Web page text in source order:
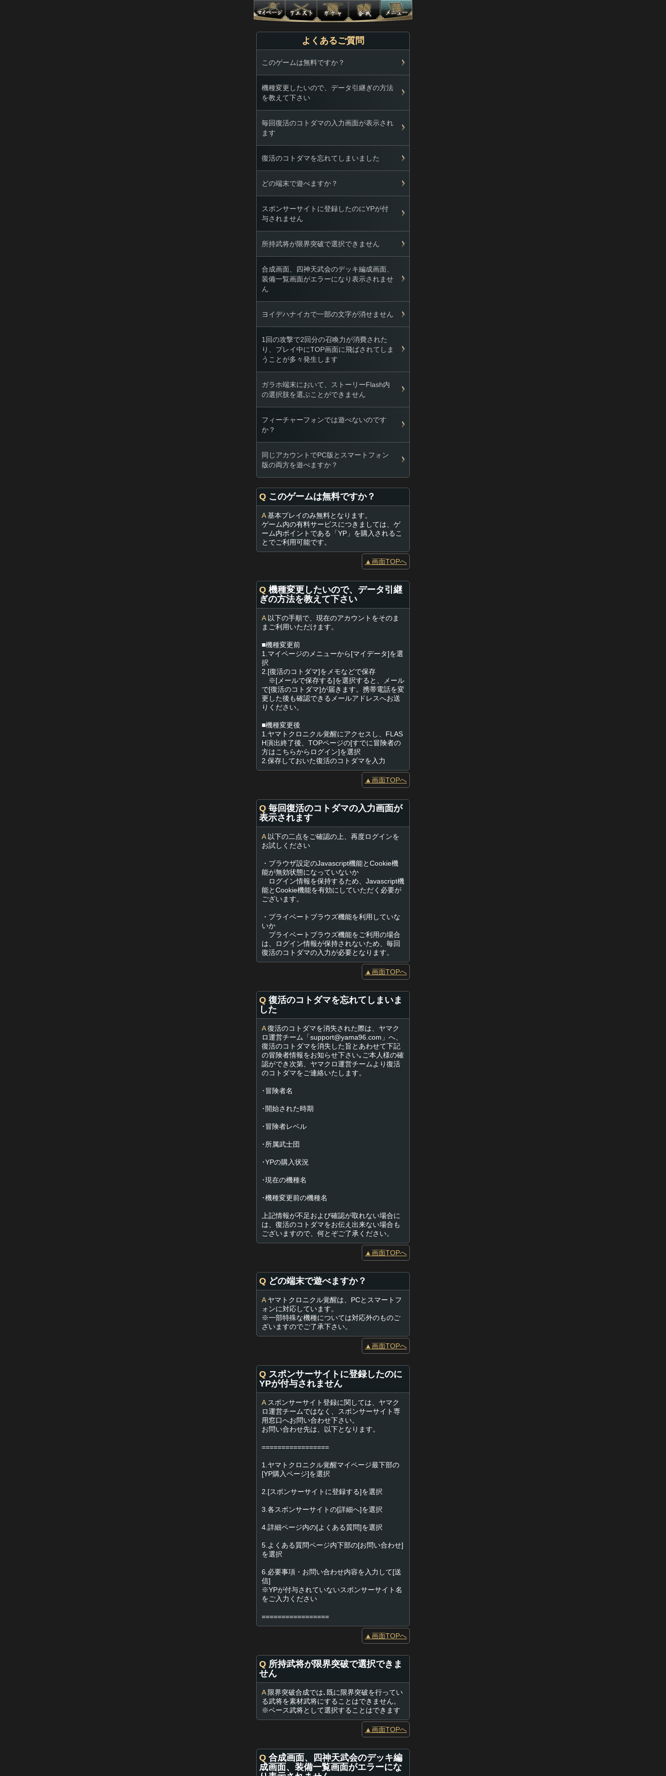
よくあるご質問
このゲームは無料ですか？
機種変更したいので、データ引継ぎの方法
を教えて下さい
毎回復活のコトダマの入力画面が表示され
ます
復活のコトダマを忘れてしまいました
どの端末で遊べますか？
スポンサーサイトに登録したのにYPが付
与されません
所持武将が限界突破で選択できません
合成画面、四神天武会のデッキ編成画面、
装備一覧画面がエラーになり表示されませ
ん
ヨイデハナイカで一部の文字が消せません
1回の攻撃で2回分の召喚力が消費された
り、プレイ中にTOP画面に飛ばされてしま
うことが多々発生します
ガラホ端末において、ストーリーFlash内
の選択肢を選ぶことができません
フィーチャーフォンでは遊べないのです
か？
同じアカウントでPC版とスマートフォン
版の両方を遊べますか？
Q このゲームは無料ですか？
A基本プレイのみ無料となります。
ゲーム内の有料サービスにつきましては、ゲ
ーム内ポイントである「YP」を購入されるこ
とでご利用可能です。
▲画面TOPへ
Q 機種変更したいので、データ引継
ぎの方法を教えて下さい
A以下の手順で、現在のアカウントをそのま
まご利用いただけます。
■機種変更前
1.マイページのメニューから[マイデータ]を選
択
2.[復活のコトダマ]をメモなどで保存
※[メールで保存する]を選択すると、メール
で[復活のコトダマ]が届きます。携帯電話を変
更した後も確認できるメールアドレスへお送
りください。
■機種変更後
1.ヤマトクロニクル覚醒にアクセスし、FLAS
H演出終了後、TOPページの[すでに冒険者の
方はこちらからログイン]を選択
2.保存しておいた復活のコトダマを入力
▲画面TOPへ
Q 毎回復活のコトダマの入力画面が
表示されます
A以下の二点をご確認の上、再度ログインを
お試しください
・ブラウザ設定のJavascript機能とCookie機
能が無効状態になっていないか
ログイン情報を保持するため、Javascript機
能とCookie機能を有効にしていただく必要が
ございます。
・プライベートブラウズ機能を利用していな
いか
プライベートブラウズ機能をご利用の場合
は、ログイン情報が保持されないため、毎回
復活のコトダマの入力が必要となります。
▲画面TOPへ
Q 復活のコトダマを忘れてしまいま
した
A復活のコトダマを消失された際は、ヤマク
ロ運営チーム「support@yama96.com 」へ、
復活のコトダマを消失した旨とあわせて下記
の冒険者情報をお知らせ下さい｡ご本人様の確
認ができ次第、ヤマクロ運営チームより復活
のコトダマをご連絡いたします。
･冒険者名
･開始された時期
･冒険者レベル
･所属武士団
･YPの購入状況
･現在の機種名
･機種変更前の機種名
上記情報が不足および確認が取れない場合に
は、復活のコトダマをお伝え出来ない場合も
ございますので、何とぞご了承ください。
▲画面TOPへ
Q どの端末で遊べますか？
Aヤマトクロニクル覚醒は、PCとスマートフ
ォンに対応しています。
※一部特殊な機種については対応外のものご
ざいますのでご了承下さい。
▲画面TOPへ
Q スポンサーサイトに登録したのに
YPが付与されません
Aスポンサーサイト登録に関しては、ヤマク
ロ運営チームではなく、スポンサーサイト専
用窓口へお問い合わせ下さい。
お問い合わせ先は、以下となります。
=================
1.ヤマトクロニクル覚醒マイページ最下部の
[YP購入ページ]を選択
2.[スポンサーサイトに登録する]を選択
3.各スポンサーサイトの[詳細へ]を選択
4.詳細ページ内の[よくある質問]を選択
5.よくある質問ページ内下部の[お問い合わせ]
を選択
6.必要事項・お問い合わせ内容を入力して[送
信]
※YPが付与されていないスポンサーサイト名
をご入力ください
=================
▲画面TOPへ
Q 所持武将が限界突破で選択できま
せん
A限界突破合成では､既に限界突破を行ってい
る武将を素材武将にすることはできません。
※ベース武将として選択することはできます
▲画面TOPへ
Q 合成画面、四神天武会のデッキ編
成画面、装備一覧画面がエラーにな